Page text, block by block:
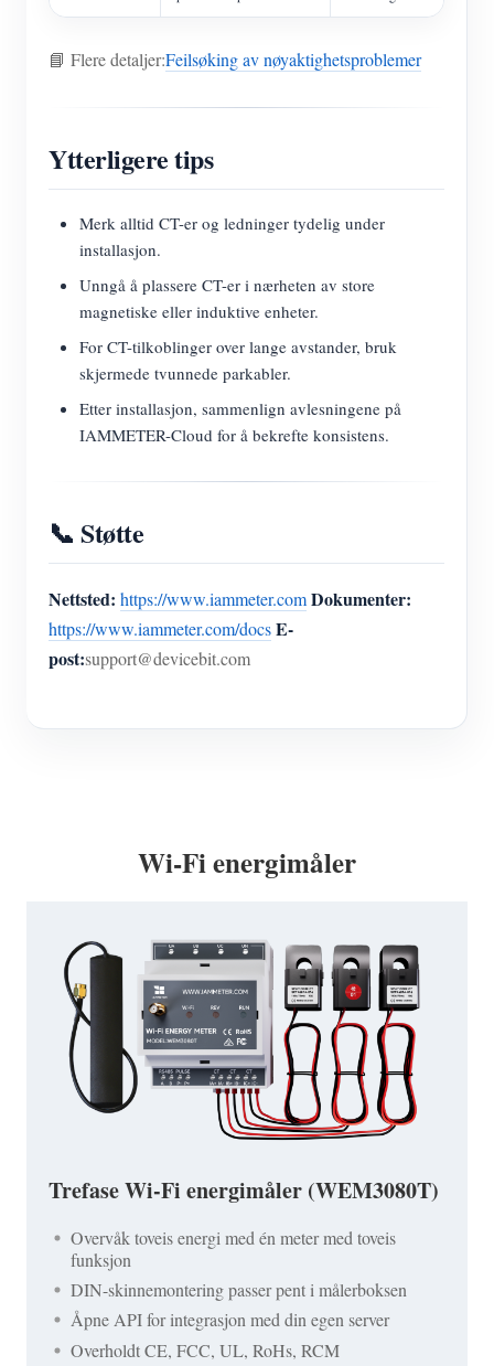
📘 Flere detaljer:Feilsøking av nøyaktighetsproblemer
Ytterligere tips
Merk alltid CT-er og ledninger tydelig under
installasjon.
Unngå å plassere CT-er i nærheten av store
magnetiske eller induktive enheter.
For CT-tilkoblinger over lange avstander, bruk
skjermede tvunnede parkabler.
Etter installasjon, sammenlign avlesningene på
IAMMETER-Cloud for å bekrefte konsistens.
📞 Støtte
Nettsted: https://www.iammeter.comDokumenter:
https://www.iammeter.com/docsE-
post:support@devicebit.com
Wi-Fi energimåler
Trefase Wi-Fi energimåler (WEM3080T)
Overvåk toveis energi med én meter med toveis
funksjon
DIN-skinnemontering passer pent i målerboksen
Åpne API for integrasjon med din egen server
Overholdt CE, FCC, UL, RoHs, RCM